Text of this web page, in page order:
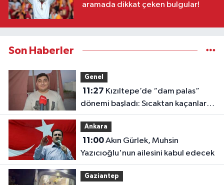
aramada dikkat çeken bulgular!
Son Haberler
Genel
11:27
dönemi başladı: Sıcaktan kaçanlar
damlara çıkıyor
Ankara
11:00Akın Gürlek, Muhsin
Yazıcıoğlu'nun ailesini kabul edecek
Gaziantep